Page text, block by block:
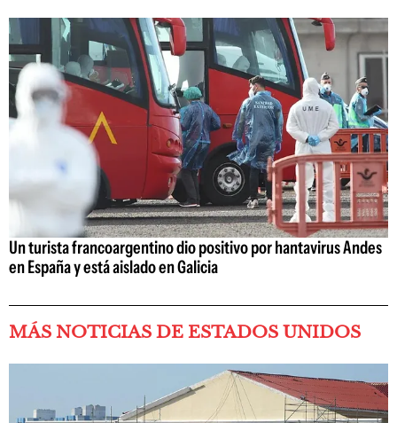
Un turista francoargentino dio positivo por hantavirus Andes
en España y está aislado en Galicia
MÁS NOTICIAS DE ESTADOS UNIDOS